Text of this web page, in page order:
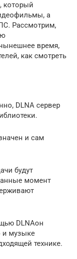
который
а
Рассмотрим,
время,
как смотреть
DLNA сервер
и сам
будут
момент
DLNAон
и музыке
технике.